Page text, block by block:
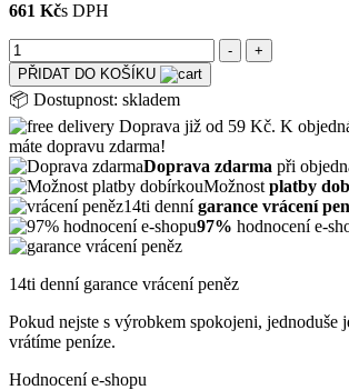
661 Kčs DPH
PŘIDAT DO KOŠÍKU
📦 Dostupnost: skladem
Doprava již od 59 Kč. K
máte dopravu zdarma!
Doprava zdarma při
Možnost platby
14ti dennígarance vrácení
97% hodnocení e-
14ti denní garance vrácení peněz
Pokud nejste s výrobkem spokojeni, jednoduše
vrátíme peníze.
Hodnocení e-shopu